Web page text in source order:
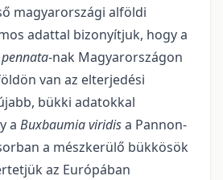
magyarországi alföldi
adattal bizonyítjuk, hogy a
-nak Magyarországon
van az elterjedési
bükki adatokkal
a Buxbau­mia viridisa Pannon-
a mészkerülő bükkösök
az Európá­ban